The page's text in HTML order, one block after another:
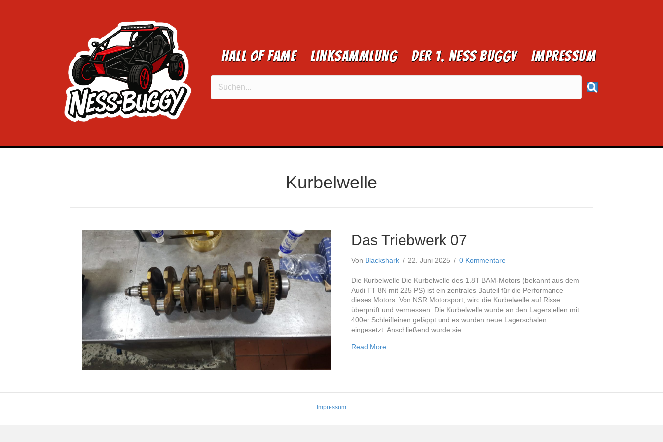
Hall of Fame Linksammlung Der 1. NESS BUGGY Impressum
Kurbelwelle
Das Triebwerk 07
Von Blackshark / 22. Juni 2025 / 0 Kommentare
Die Kurbelwelle Die Kurbelwelle des 1.8T BAM-Motors (bekannt aus dem
Audi TT 8N mit 225 PS) ist ein zentrales Bauteil für die Performance
dieses Motors. Von NSR Motorsport, wird die Kurbelwelle auf Risse
überprüft und vermessen. Die Kurbelwelle wurde an den Lagerstellen mit
400er Schleifleinen geläppt und es wurden neue Lagerschalen
eingesetzt. Anschließend wurde sie…
Read More
Impressum